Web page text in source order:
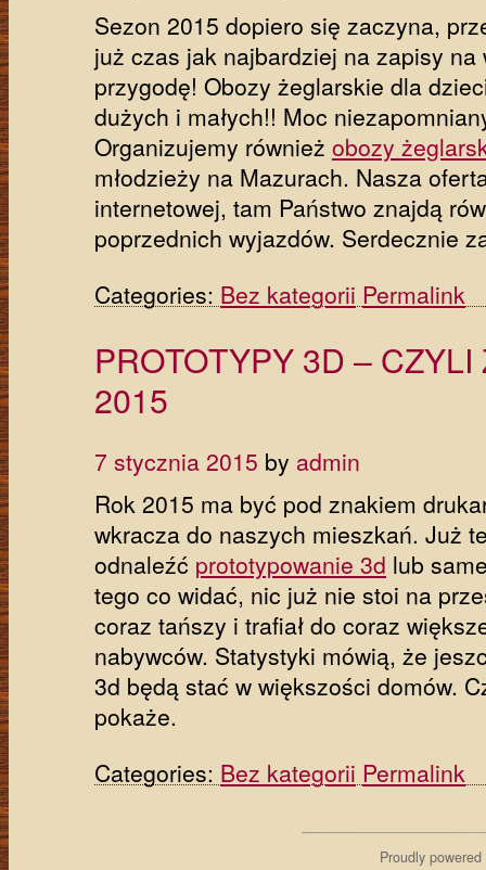
Sezon 2015 dopiero się zaczyna,
już czas jak najbardziej na zapisy na
przygodę! Obozy żeglarskie dla
dużych i małych!! Moc
Organizujemy równieżobozy
młodzieży na Mazurach. Nasza
internetowej, tam Państwo znajdą
poprzednich wyjazdów. Serdecznie
Categories: Bez kategorii Permalink
PROTOTYPY 3D –
2015
7 stycznia 2015 by admin
Rok 2015 ma być pod znakiem
wkracza do naszych mieszkań. Już
odnaleźć prototypowanie 3d lub
tego co widać, nic już nie stoi na
coraz tańszy i trafiał do coraz
nabywców. Statystyki mówią, że
3d będą stać w większości domów.
pokaże.
Categories: Bez kategorii Permalink
Proudly